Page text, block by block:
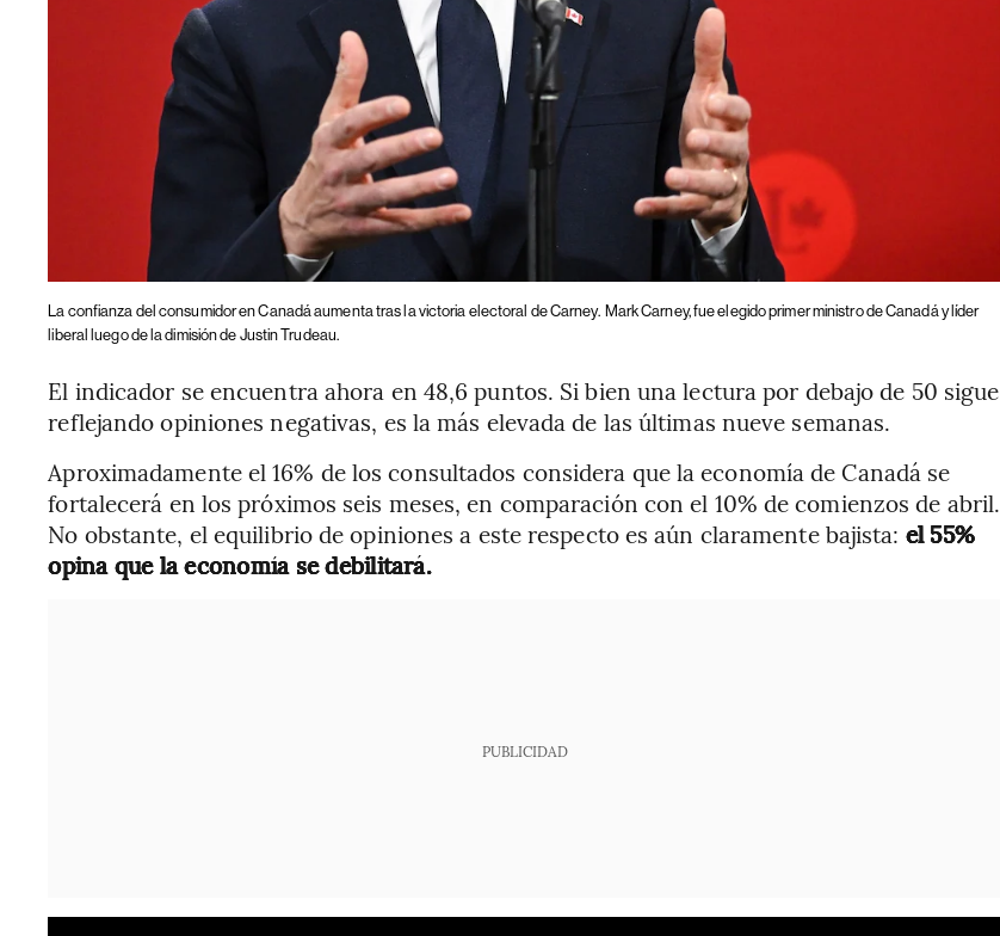
La confianza del consumidor en Canadá aumenta tras la victoria electoral de Carney. Mark Carney, fue elegido primer ministro de Canadá y líder
liberal luego de la dimisión de Justin Trudeau.
El indicador se encuentra ahora en 48,6 puntos. Si bien una lectura por debajo de 50 sigue
reflejando opiniones negativas, es la más elevada de las últimas nueve semanas.
Aproximadamente el 16% de los consultados considera que la economía de Canadá se
fortalecerá en los próximos seis meses, en comparación con el 10% de comienzos de abril.
No obstante, el equilibrio de opiniones a este respecto es aún claramente bajista: el 55%
opina que la economía se debilitará.
PUBLICIDAD